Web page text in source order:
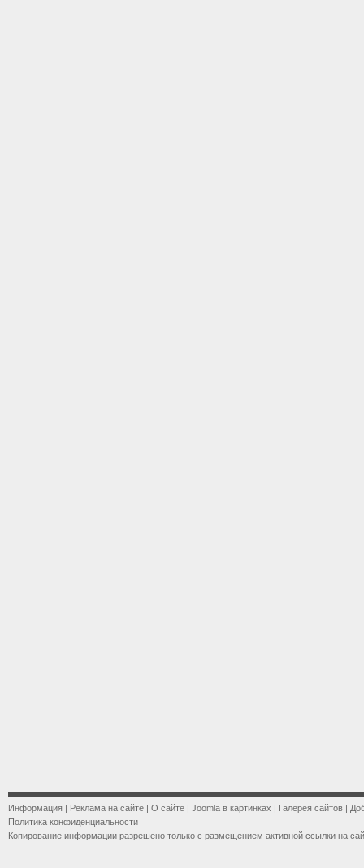
Информация | Реклама на сайте | О сайте | Joomla в картинках | Галерея сайтов |
Политика конфиденциальности
Копирование информации разрешено только с размещением активной ссылки на